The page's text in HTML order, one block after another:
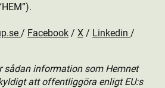
/ Facebook / X / Linkedin /
sådan information som Hemnet
att offentliggöra enligt EU:s